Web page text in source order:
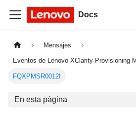
Docs
Mensajes
Eventos de Lenovo XClarity Provisioning
FQXPMSR0012I
En esta página